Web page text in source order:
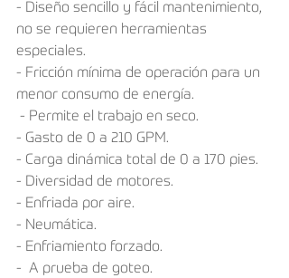
- Diseño sencillo y fácil mantenimiento,
no se requieren herramientas
especiales.
- Fricción mínima de operación para un
menor consumo de energía.
- Permite el trabajo en seco.
- Gasto de 0 a 210 GPM.
- Carga dinámica total de 0 a 170 pies.
- Diversidad de motores.
- Enfriada por aire.
- Neumática.
- Enfriamiento forzado.
-  A prueba de goteo.